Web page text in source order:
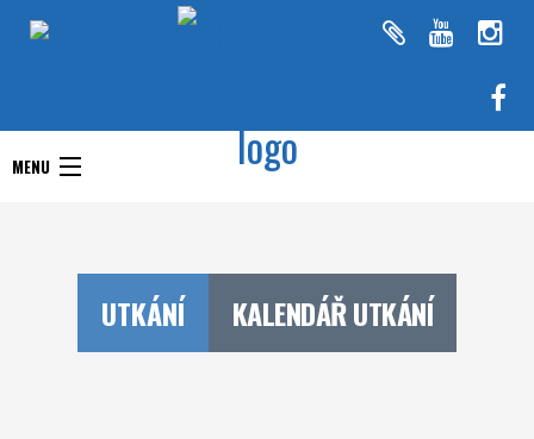
RHC Handball Club
MENU
Doprastav liga ženy
Chance Extraliga
UTKÁNÍ KALENDÁŘ UTKÁNÍ